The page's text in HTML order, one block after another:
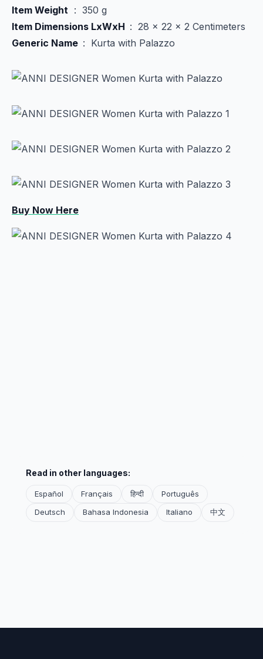
Item Weight ‏ : ‎ 350 g
: ‎ 28 x 22 x 2 Centimeters
: ‎ Kurta with Palazzo
Buy Now Here
Read in other languages:
Español Français हिन्दी
Português
Deutsch
Bahasa Indonesia Italiano 中文